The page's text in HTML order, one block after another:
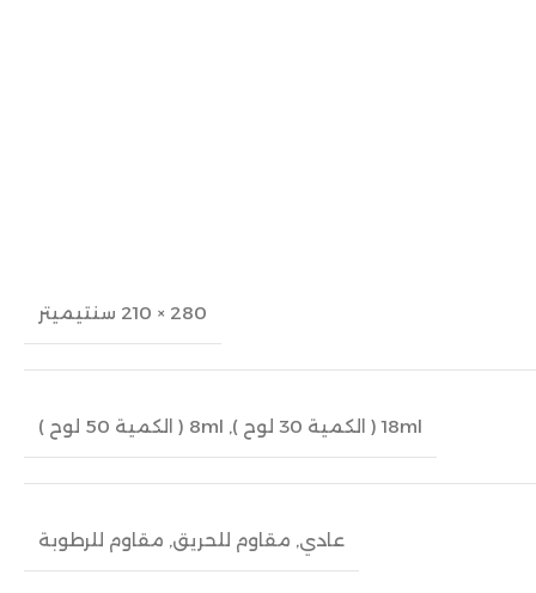
280 × 210 سنتيميتر
18ml ( الكمية 30 لوح ) , 8ml ( الكمية 50 لوح )
عادي, مقاوم للحريق, مقاوم للرطوبة